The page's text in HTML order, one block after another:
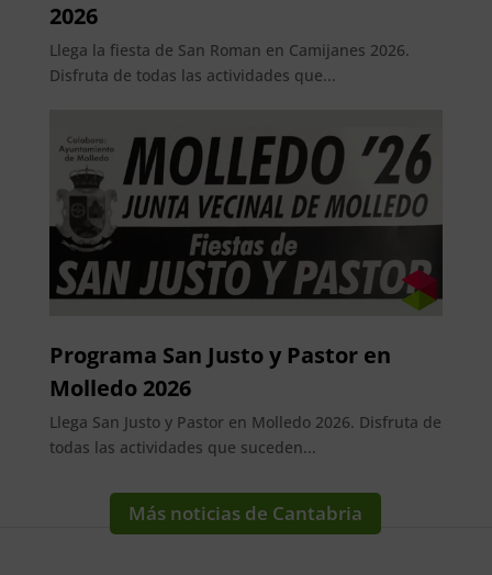
2026
Llega la fiesta de San Roman en Camijanes 2026.
Disfruta de todas las actividades que...
Programa San Justo y Pastor en
Molledo 2026
Llega San Justo y Pastor en Molledo 2026. Disfruta de
todas las actividades que suceden...
Más noticias de Cantabria